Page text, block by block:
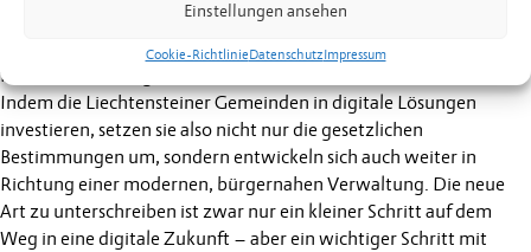
Einstellungen ansehen
Cookie-RichtlinieDatenschutzImpressum
elektronische Amtssignatur ist eine davon. Sie schützt Daten und
spart Zeit – für die Einwohnerinnen und Einwohner genauso wie
für die Verwaltung.
Indem die Liechtensteiner Gemeinden in digitale Lösungen
investieren, setzen sie also nicht nur die gesetzlichen
Bestimmungen um, sondern entwickeln sich auch weiter in
Richtung einer modernen, bürgernahen Verwaltung. Die neue
Art zu unterschreiben ist zwar nur ein kleiner Schritt auf dem
Weg in eine digitale Zukunft – aber ein wichtiger Schritt mit